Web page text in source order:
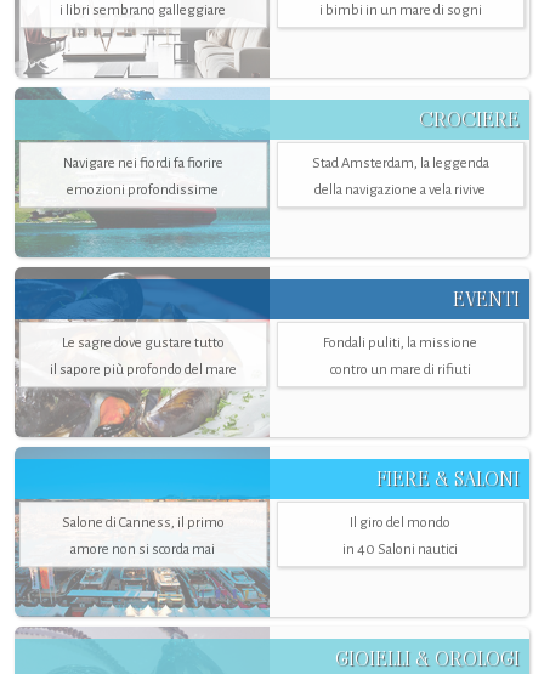
i libri sembrano galleggiare
i bimbi in un mare di sogni
CROCIERE
Navigare nei fiordi fa fiorire
emozioni profondissime
Stad Amsterdam, la leggenda
della navigazione a vela rivive
EVENTI
Le sagre dove gustare tutto
il sapore più profondo del mare
Fondali puliti, la missione
contro un mare di rifiuti
FIERE & SALONI
Salone di Canness, il primo
amore non si scorda mai
Il giro del mondo
in 40 Saloni nautici
GIOIELLI & OROLOGI